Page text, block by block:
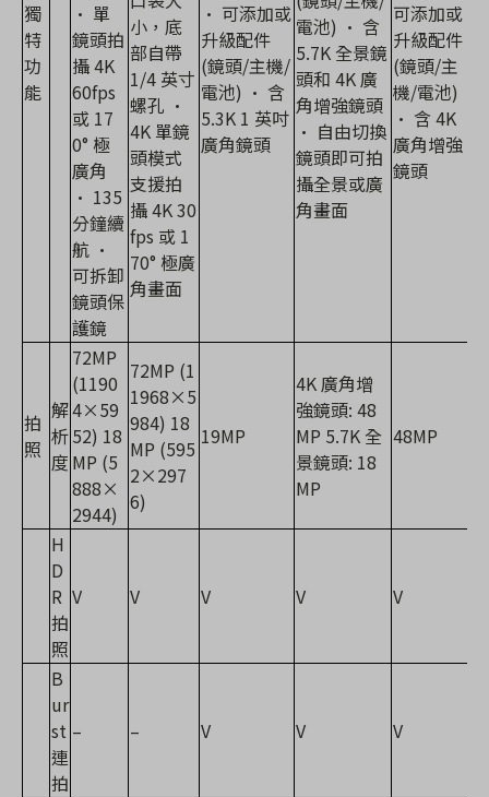
獨
特
功
能
• 單
鏡頭拍
攝 4K
60fps
或 17
0° 極
廣角
• 135
分鐘續
航 •
可拆卸
鏡頭保
護鏡
小，底
部自帶
1/4 英寸
螺孔 •
4K 單鏡
頭模式
支援拍
攝 4K 30
fps 或 1
70° 極廣
角畫面
• 可添加或
升級配件
(鏡頭/主機/
電池) • 含
5.3K 1 英吋
廣角鏡頭
電池) • 含
5.7K 全景鏡
頭和 4K 廣
角增強鏡頭
• 自由切換
鏡頭即可拍
攝全景或廣
角畫面
可添加或
升級配件
(鏡頭/主
機/電池)
• 含 4K
廣角增強
鏡頭
拍
照
解
析
度
72MP
(1190
4×59
52) 18
MP (5
888×
2944)
72MP (1
1968×5
984) 18
MP (595
2×297
6)
19MP
4K 廣角增
強鏡頭: 48
MP 5.7K 全
景鏡頭: 18
MP
48MP
H
D
R
拍
照
V V V V V
B
ur
st
連
拍
– – V V V